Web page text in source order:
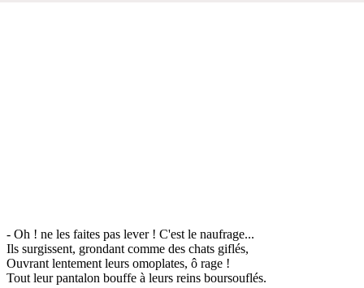
- Oh ! ne les faites pas lever ! C'est le naufrage...
Ils surgissent, grondant comme des chats giflés,
Ouvrant lentement leurs omoplates, ô rage !
Tout leur pantalon bouffe à leurs reins boursouflés.